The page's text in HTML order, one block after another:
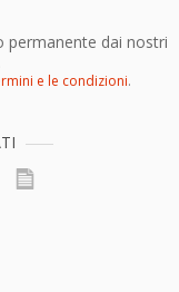
permanente dai nostri
e le condizioni.